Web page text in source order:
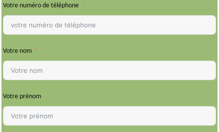
Votre numéro de téléphone
Votre nom
Votre prénom